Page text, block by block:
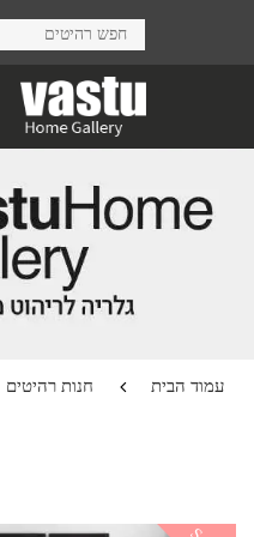
עמוד הבית חנות רהיטים